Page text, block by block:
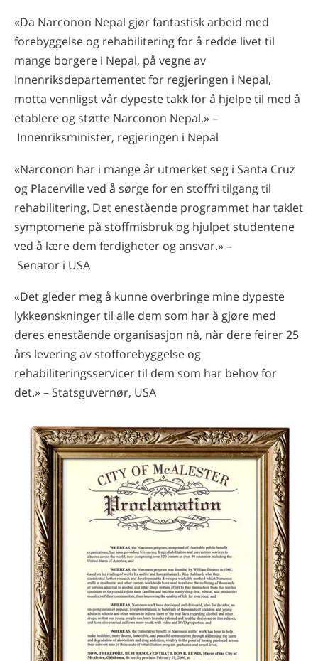
«Da Narconon Nepal gjør fantastisk arbeid med
forebyggelse og rehabilitering for å redde livet til
mange borgere i Nepal, på vegne av
Innenriksdepartementet for regjeringen i Nepal,
motta vennligst vår dypeste takk for å hjelpe til med å
etablere og støtte Narconon Nepal.» –
Innenriksminister, regjeringen i Nepal
«Narconon har i mange år utmerket seg i Santa Cruz
og Placerville ved å sørge for en stoffri tilgang til
rehabilitering. Det enestående programmet har taklet
symptomene på stoffmisbruk og hjulpet studentene
ved å lære dem ferdigheter og ansvar.» –
Senator i USA
«Det gleder meg å kunne overbringe mine dypeste
lykkeønskninger til alle dem som har å gjøre med
deres enestående organisasjon nå, når dere feirer 25
års levering av stofforebyggelse og
rehabiliteringsservicer til dem som har behov for
det.» – Statsguvernør, USA